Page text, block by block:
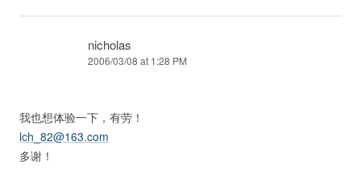
nicholas
2006/03/08 at 1:28 PM
我也想体验一下，有劳！
lch_82@163.com
多谢！